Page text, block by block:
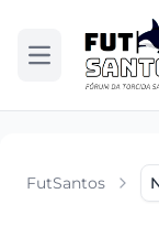
Abrir menu
FutSantos